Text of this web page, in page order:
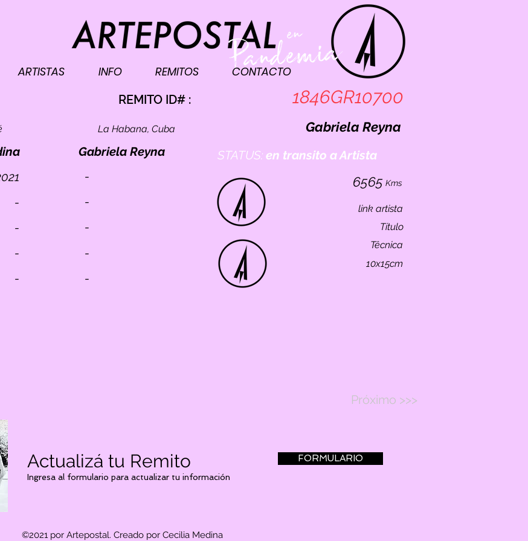
ARTISTAS INFO REMITOS CONTACTO
La Habana, Cuba
Kms
6565
REMITO ID# : 1846GR10700
STATUS: en transito a Artista
Gabriela Reyna
Gabriela Reyna
Próximo >>>
link artista
Título
Têcnica
10x15cm
-
-
-
-
-
-
-
-
-
Actualizá tu Remito FORMULARIO
Ingresa al formulario para actualizar tu información
©2021 por Artepostal. Creado por Cecilia Medina